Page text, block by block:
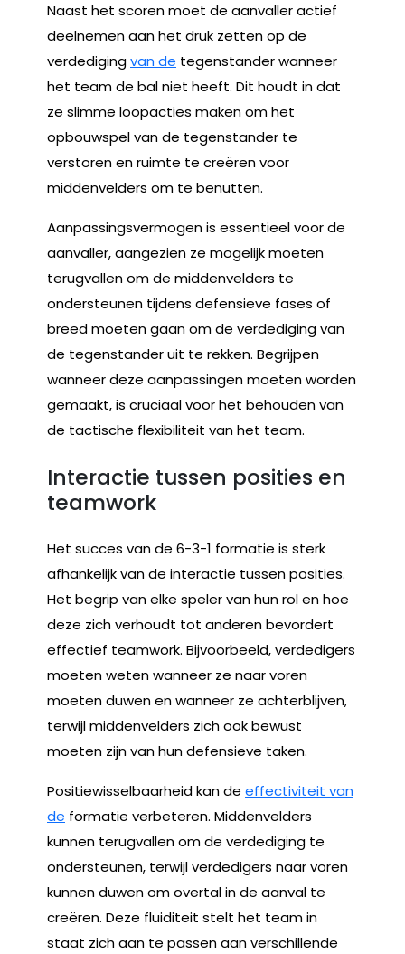
Naast het scoren moet de aanvaller actief
deelnemen aan het druk zetten op de
verdedigingvan de tegenstander wanneer
het team de bal niet heeft. Dit houdt in dat
ze slimme loopacties maken om het
opbouwspel van de tegenstander te
verstoren en ruimte te creëren voor
middenvelders om te benutten.
Aanpassingsvermogen is essentieel voor de
aanvaller, aangezien ze mogelijk moeten
terugvallen om de middenvelders te
ondersteunen tijdens defensieve fases of
breed moeten gaan om de verdediging van
de tegenstander uit te rekken. Begrijpen
wanneer deze aanpassingen moeten worden
gemaakt, is cruciaal voor het behouden van
de tactische flexibiliteit van het team.
Interactie tussen posities en
teamwork
Het succes van de 6-3-1 formatie is sterk
afhankelijk van de interactie tussen posities.
Het begrip van elke speler van hun rol en hoe
deze zich verhoudt tot anderen bevordert
effectief teamwork. Bijvoorbeeld, verdedigers
moeten weten wanneer ze naar voren
moeten duwen en wanneer ze achterblijven,
terwijl middenvelders zich ook bewust
moeten zijn van hun defensieve taken.
Positiewisselbaarheid kan de effectiviteit van
de formatie verbeteren. Middenvelders
kunnen terugvallen om de verdediging te
ondersteunen, terwijl verdedigers naar voren
kunnen duwen om overtal in de aanval te
creëren. Deze fluiditeit stelt het team in
staat zich aan te passen aan verschillende